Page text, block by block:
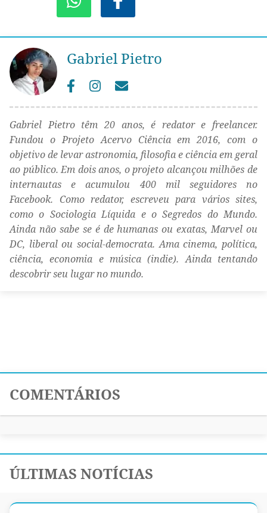
Gabriel Pietro
Gabriel Pietro têm 20 anos, é redator e freelancer.
Fundou o Projeto Acervo Ciência em 2016, com o
objetivo de levar astronomia, filosofia e ciência em geral
ao público. Em dois anos, o projeto alcançou milhões de
internautas e acumulou 400 mil seguidores no
Facebook. Como redator, escreveu para vários sites,
como o Sociologia Líquida e o Segredos do Mundo.
Ainda não sabe se é de humanas ou exatas, Marvel ou
DC, liberal ou social-democrata. Ama cinema, política,
ciência, economia e música (indie). Ainda tentando
descobrir seu lugar no mundo.
COMENTÁRIOS
ÚLTIMAS NOTÍCIAS